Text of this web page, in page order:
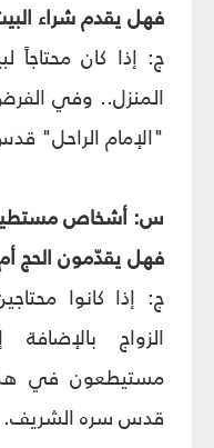
فهل يقدم شراء
ج: إذا كان
المنزل.. وفي
"الإمام الراحل"
س: أشخاص
فهل يقدّمون الحج أم
ج: إذا كانوا
الزواج
مستيطعون في
قدس سره الشريف.